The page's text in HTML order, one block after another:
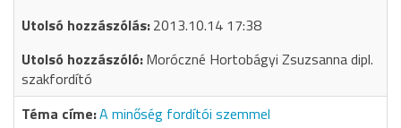
2013.10.14 17:38
Moróczné Hortobágyi Zsuzsanna dipl.
szakfordító
A minőség fordítói szemmel